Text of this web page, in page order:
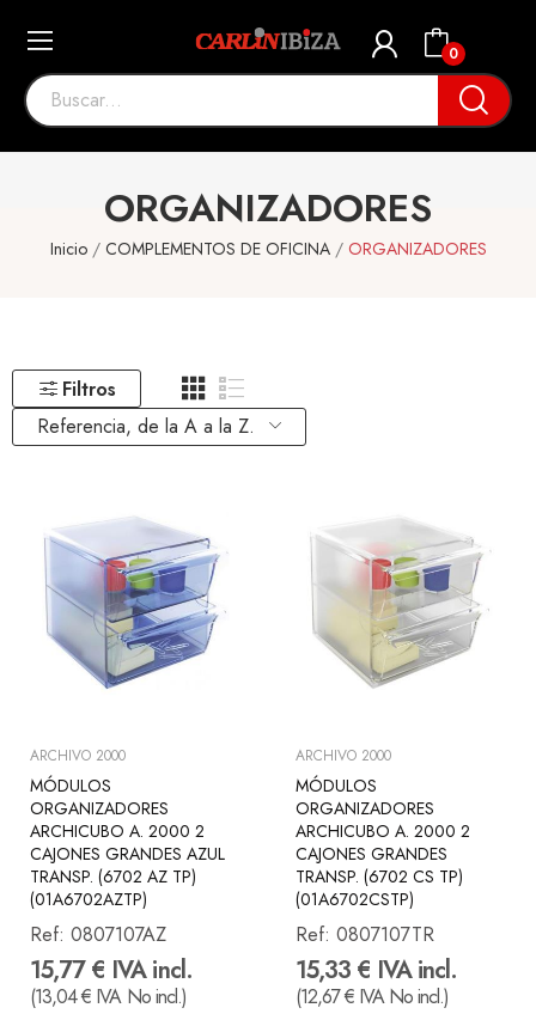
0
ORGANIZADORES
Inicio COMPLEMENTOS DE OFICINA ORGANIZADORES
Filtros
Referencia, de la A a la Z.
ARCHIVO 2000
MÓDULOS
ORGANIZADORES
ARCHICUBO A. 2000 2
CAJONES GRANDES AZUL
TRANSP. (6702 AZ TP)
(01A6702AZTP)
Ref: 0807107AZ
15,77 € IVA incl.
(13,04 € IVA No incl.)
ARCHIVO 2000
MÓDULOS
ORGANIZADORES
ARCHICUBO A. 2000 2
CAJONES GRANDES
TRANSP. (6702 CS TP)
(01A6702CSTP)
Ref: 0807107TR
15,33 € IVA incl.
(12,67 € IVA No incl.)